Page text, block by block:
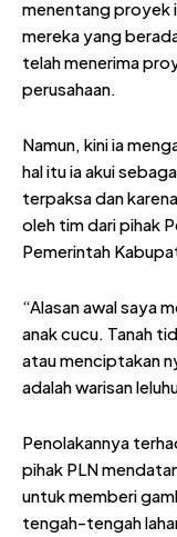
menentang proyek
mereka yang
telah menerima
perusahaan.
Namun, kini ia
hal itu ia akui
terpaksa dan
oleh tim dari pihak
Pemerintah
“Alasan awal saya
anak cucu. Tanah
atau menciptakan
adalah warisan
Penolakannya
pihak PLN
untuk memberi
tengah-tengah